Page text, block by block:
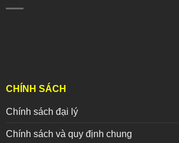
CHÍNH SÁCH
Chính sách đại lý
Chính sách và quy định chung